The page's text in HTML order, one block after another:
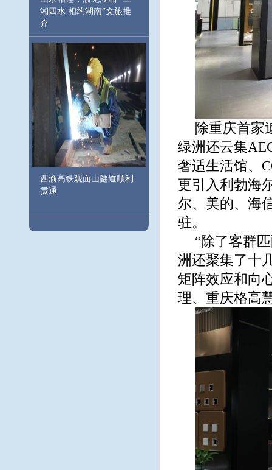
湘四水 相约湖南”文旅推
介
西渝高铁观面山隧道顺利
贯通
除重庆首家
绿洲还云集
奢适生活馆、
更引入利勃海
尔、美的、海
驻。
“除了客群
洲还聚集了十
矩阵效应和向
理、重庆格高